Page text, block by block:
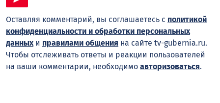
Оставляя комментарий, вы соглашаетесь с политикой
конфиденциальности и обработки персональных
данных и правилами общения на сайте tv-gubernia.ru.
Чтобы отслеживать ответы и реакции пользователей
на ваши комментарии, необходимо авторизоваться.